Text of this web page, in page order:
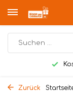
Zurück